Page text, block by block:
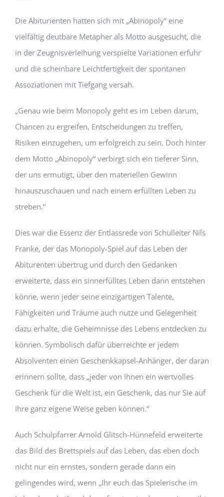
Die Abiturienten hatten sich mit „Abinopoly“ eine
vielfältig deutbare Metapher als Motto ausgesucht, die
in der Zeugnisverleihung verspielte Variationen erfuhr
und die scheinbare Leichtfertigkeit der spontanen
Assoziationen mit Tiefgang versah.
„Genau wie beim Monopoly geht es im Leben darum,
Chancen zu ergreifen, Entscheidungen zu treffen,
Risiken einzugehen, um erfolgreich zu sein. Doch hinter
dem Motto „Abinopoly“ verbirgt sich ein tieferer Sinn,
der uns ermutigt, über den materiellen Gewinn
hinauszuschauen und nach einem erfüllten Leben zu
streben.“
Dies war die Essenz der Entlassrede von Schulleiter Nils
Franke, der das Monopoly-Spiel auf das Leben der
Abiturenten übertrug und durch den Gedanken
erweiterte, dass ein sinnerfülltes Leben dann entstehen
könne, wenn jeder seine einzigartigen Talente,
Fähigkeiten und Träume auch nutze und Gelegenheit
dazu erhalte, die Geheimnisse des Lebens entdecken zu
können. Symbolisch dafür überreichte er jedem
Absolventen einen Geschenkkapsel-Anhänger, der daran
erinnern sollte, dass „jeder von Ihnen ein wertvolles
Geschenk für die Welt ist, ein Geschenk, das nur Sie auf
Ihre ganz eigene Weise geben können.“
Auch Schulpfarrer Arnold Glitsch-Hünnefeld erweiterte
das Bild des Brettspiels auf das Leben, das eben doch
nicht nur ein ernstes, sondern gerade dann ein
gelingendes wird, wenn „Ihr euch das Spielerische im